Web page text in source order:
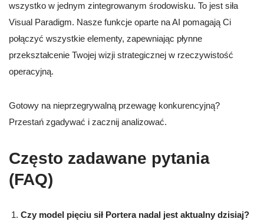
wszystko w jednym zintegrowanym środowisku. To jest siła
Visual Paradigm. Nasze funkcje oparte na AI pomagają Ci
połączyć wszystkie elementy, zapewniając płynne
przekształcenie Twojej wizji strategicznej w rzeczywistość
operacyjną.
Gotowy na nieprzegrywalną przewagę konkurencyjną?
Przestań zgadywać i zacznij analizować.
Często zadawane pytania
(FAQ)
Czy model pięciu sił Portera nadal jest aktualny dzisiaj?